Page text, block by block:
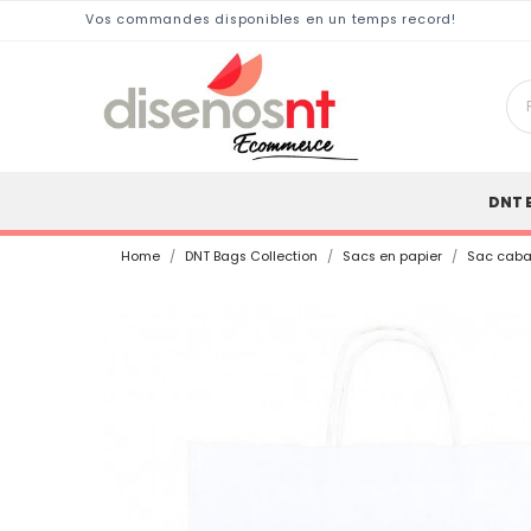
Vos commandes disponibles en un temps record!
DNT
Home DNT Bags Collection Sacs en papier Sac